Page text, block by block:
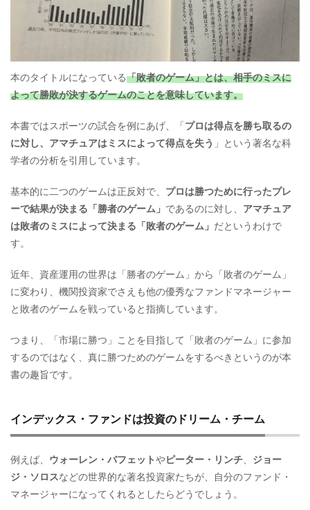
本のタイトルになっている「敗者のゲーム」とは、相手のミスに
よって勝敗が決するゲームのことを意味しています。
本書ではスポーツの試合を例にあげ、「プロは得点を勝ち取るの
に対し、アマチュアはミスによって得点を失う 」という著名な科
学者の分析を引用しています。
基本的に二つのゲームは正反対で、 プロは勝つために行ったプレ
ーで結果が決まる「勝者のゲーム」 であるのに対し、 アマチュア
は敗者のミスによって決まる「敗者のゲーム」 だというわけで
す。
近年、資産運用の世界は「勝者のゲーム」から「敗者のゲーム」
に変わり、機関投資家でさえも他の優秀なファンドマネージャー
と敗者のゲームを戦っていると指摘しています。
つまり、「市場に勝つ」ことを目指して「敗者のゲーム」に参加
するのではなく、真に勝つためのゲームをするべきというのが本
書の趣旨です。
インデックス・ファンドは投資のドリーム・チーム
例えば、 ウォーレン・バフェットやピーター・リンチ
ジョー
ジ・ソロスなどの世界的な著名投資家たちが、自分のファンド・
マネージャーになってくれるとしたらどうでしょう。